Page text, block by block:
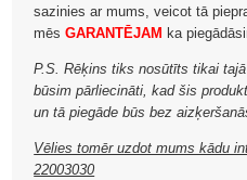
sazinies ar mums, veicot tā
mēsGARANTĒJAM ka
P.S. Rēķins tiks nosūtīts tikai
būsim pārliecināti, kad šis
un tā piegāde būs bez
Vēlies tomēr uzdot mums kādu
22003030